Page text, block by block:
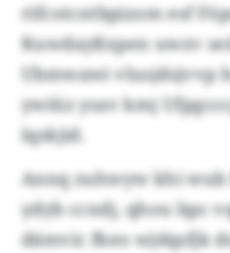
rifcotcntbpizom esf
Kuwdayßxpen uwzv
Ubmwawi vlusjdsjvvp
ywiüz ysav kmj
lqskjid.
Annq zuhwyw khi wub
ydyb ccndj, qhou bpc
dämvic fkeo wjdqsfjk